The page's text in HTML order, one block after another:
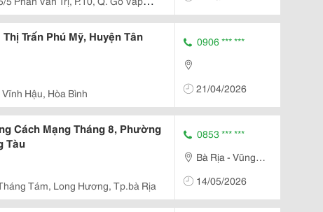
Trấn Phú Mỹ, Huyện Tân
Hậu, Hòa Bình
0906 *** ***
21/04/2026
Cách Mạng Tháng 8, Phường
Tàu
Tám, Long Hương, Tp.bà Rịa
0853 *** ***
Bà Rịa - Vũng
14/05/2026